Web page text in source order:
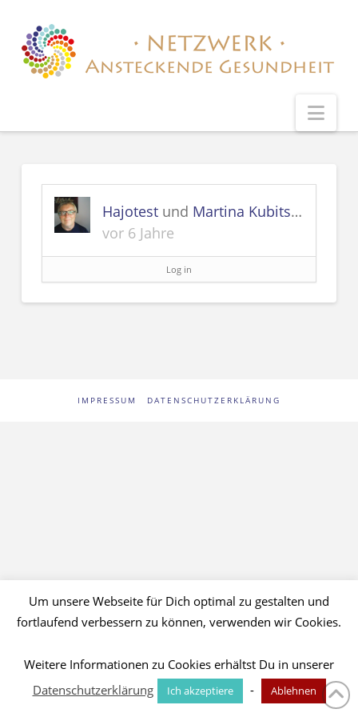
Hajotestund Martina Kubitscheck
vor 6 Jahre
Log in
IMPRESSUM DATENSCHUTZERKLÄRUNG
Um unsere Webseite für Dich optimal zu gestalten und
fortlaufend verbessern zu können, verwenden wir Cookies.
Weitere Informationen zu Cookies erhältst Du in unserer
Datenschutzerklärung
Ich akzeptiere - Ablehnen